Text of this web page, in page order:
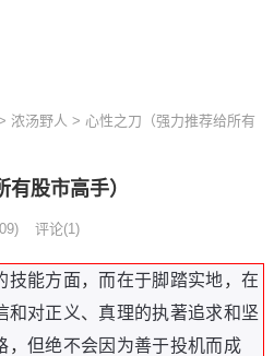
浓汤野人 > 心性之刀（强力推荐给所有
股市高手）
评论(1)
技能方面， 而在于脚踏实地， 在
和对正义、 真理的执著追求和坚
，但绝不会因为善于投机而成